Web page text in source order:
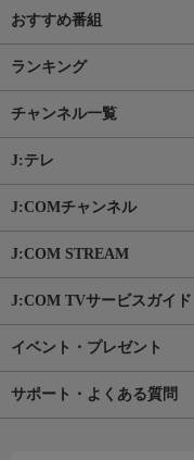
おすすめ番組
ランキング
チャンネル一覧
J:テレ
J:COMチャンネル
J:COM STREAM
J:COM TVサービスガイド
イベント・プレゼント
サポート・よくある質問